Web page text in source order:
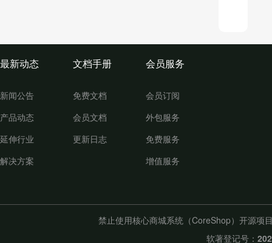
最新动态
新闻公告
产品动态
延伸行业
解决方案
文档手册
免费文档
会员文档
更新日志
会员服务
会员订阅
外包服务
免费服务
增值服务
禁止使用核心商城系统（CoreShop）开源项
软著登记号：